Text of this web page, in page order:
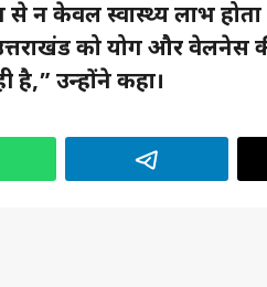
से न केवल स्वास्थ्य लाभ
को योग और वेलनेस
है,” उन्होंने कहा।